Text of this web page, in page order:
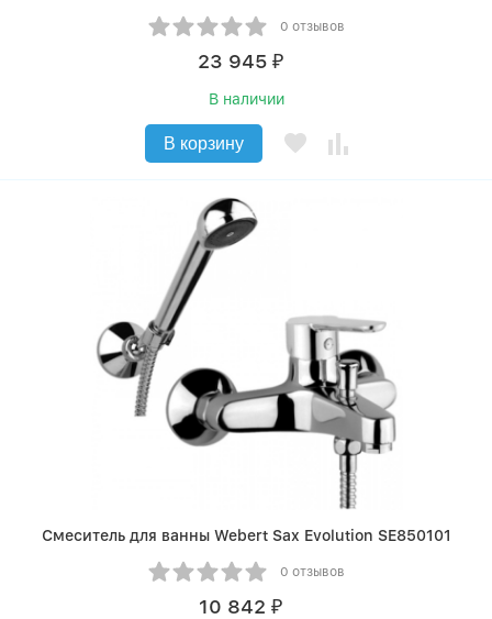
0 отзывов
23 945 ₽
В наличии
В корзину
Смеситель для ванны Webert Sax Evolution SE850101
0 отзывов
10 842 ₽